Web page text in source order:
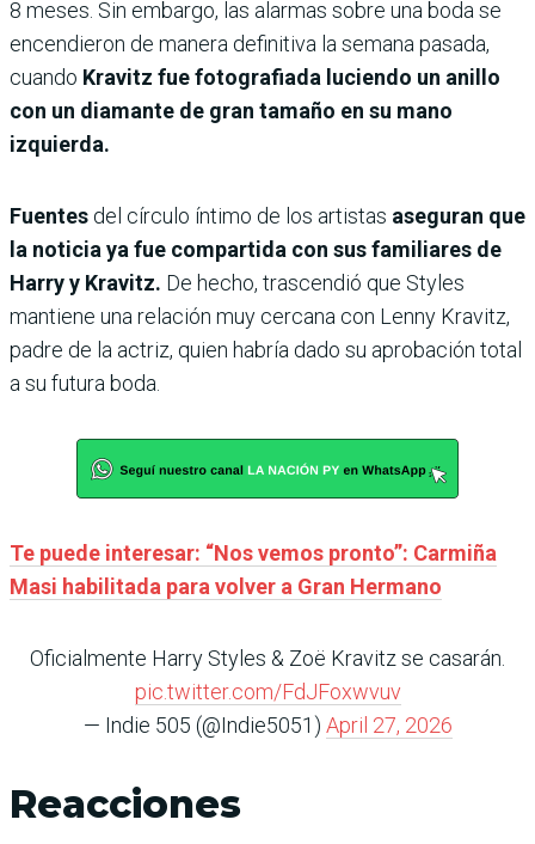
8 meses. Sin embargo, las alarmas sobre una boda se
encendieron de manera definitiva la semana pasada,
cuando Kravitz fue fotografiada luciendo un anillo
con un diamante de gran tamaño en su mano
izquierda.
​Fuentes del círculo íntimo de los artistas aseguran que
la noticia ya fue compartida con sus familiares de
Harry y Kravitz. De hecho, trascendió que Styles
mantiene una relación muy cercana con Lenny Kravitz,
padre de la actriz, quien habría dado su aprobación total
a su futura boda.
Te puede interesar: “Nos vemos pronto”: Carmiña
Masi habilitada para volver a Gran Hermano
Oficialmente Harry Styles & Zoë Kravitz se casarán.
pic.twitter.com/FdJFoxwvuv
— Indie 505 (@Indie5051) April 27, 2026
Reacciones